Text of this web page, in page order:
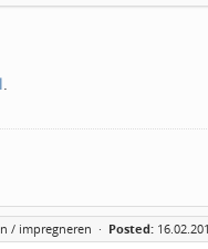
.
/ impregneren · Posted: